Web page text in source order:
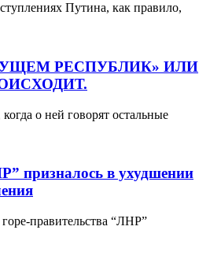
Путина, как правило,
РЕСПУБЛИК» ИЛИ
о ней говорят остальные
призналось в ухудшении
правительства “ЛНР”